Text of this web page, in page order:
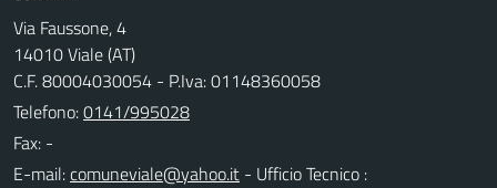
Via Faussone, 4
14010 Viale (AT)
C.F. 80004030054 - P.Iva: 01148360058
Telefono:0141/995028
Fax: -
E-mail:
- Ufficio Tecnico :